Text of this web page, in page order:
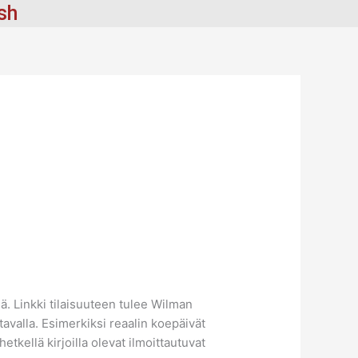
Linkki tilaisuuteen tulee Wilman
Esimerkiksi reaalin koepäivät
kirjoilla olevat ilmoittautuvat